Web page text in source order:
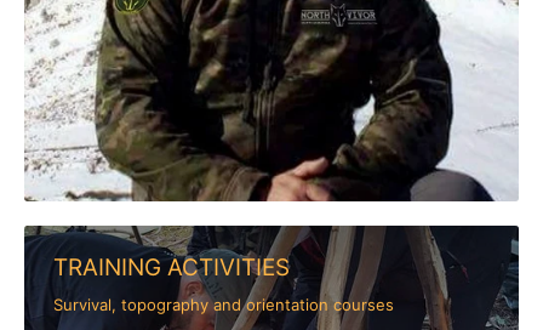
TRAINING ACTIVITIES
Survival, topography and orientation courses